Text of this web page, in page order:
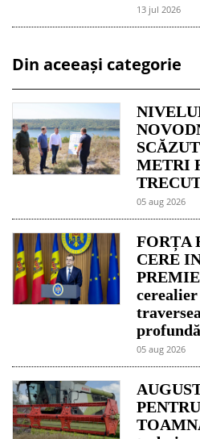
13 jul 2026
Din aceeași categorie
METRI
05 aug 2026
FORȚA
CERE
cerealier
profundă
05 aug 2026